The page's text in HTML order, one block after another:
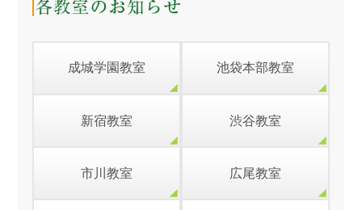
成城学園教室 池袋本部教室
新宿教室 渋谷教室
市川教室 広尾教室